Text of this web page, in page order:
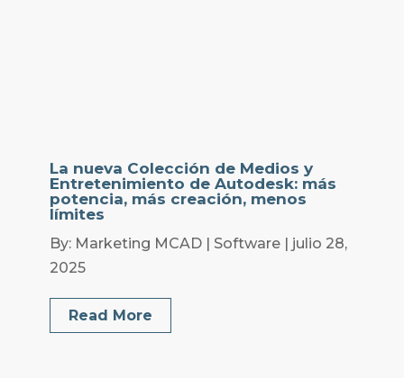
La nueva Colección de Medios y
Entretenimiento de Autodesk: más
potencia, más creación, menos
límites
By: Marketing MCAD | Software | julio 28,
2025
Read More